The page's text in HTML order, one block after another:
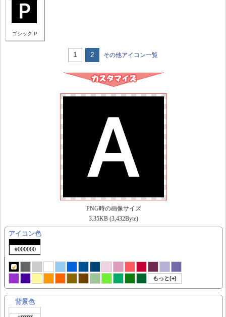
ゴシック:P
1 2 その他アイコン一覧
PNG時の画像サイズ
3.35KB (3,432Byte)
アイコン色
もっと(+)
背景色